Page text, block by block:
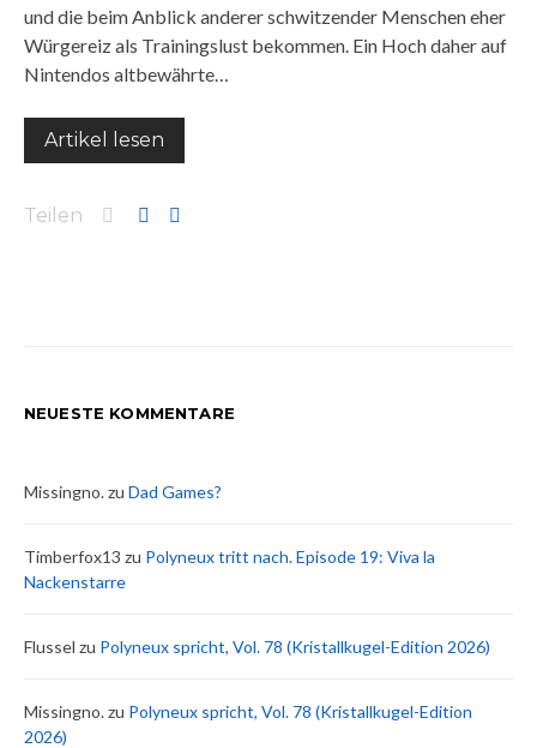
und die beim Anblick anderer schwitzender Menschen eher
Würgereiz als Trainingslust bekommen. Ein Hoch daher auf
Nintendos altbewährte…
Artikel lesen
Teilen
NEUESTE KOMMENTARE
Missingno.zu Dad Games?
Timberfox13 zu Polyneux tritt nach. Episode 19: Viva la
Nackenstarre
Flussel zu Polyneux spricht, Vol. 78 (Kristallkugel-Edition 2026)
Missingno.zu Polyneux spricht, Vol. 78 (Kristallkugel-Edition
2026)